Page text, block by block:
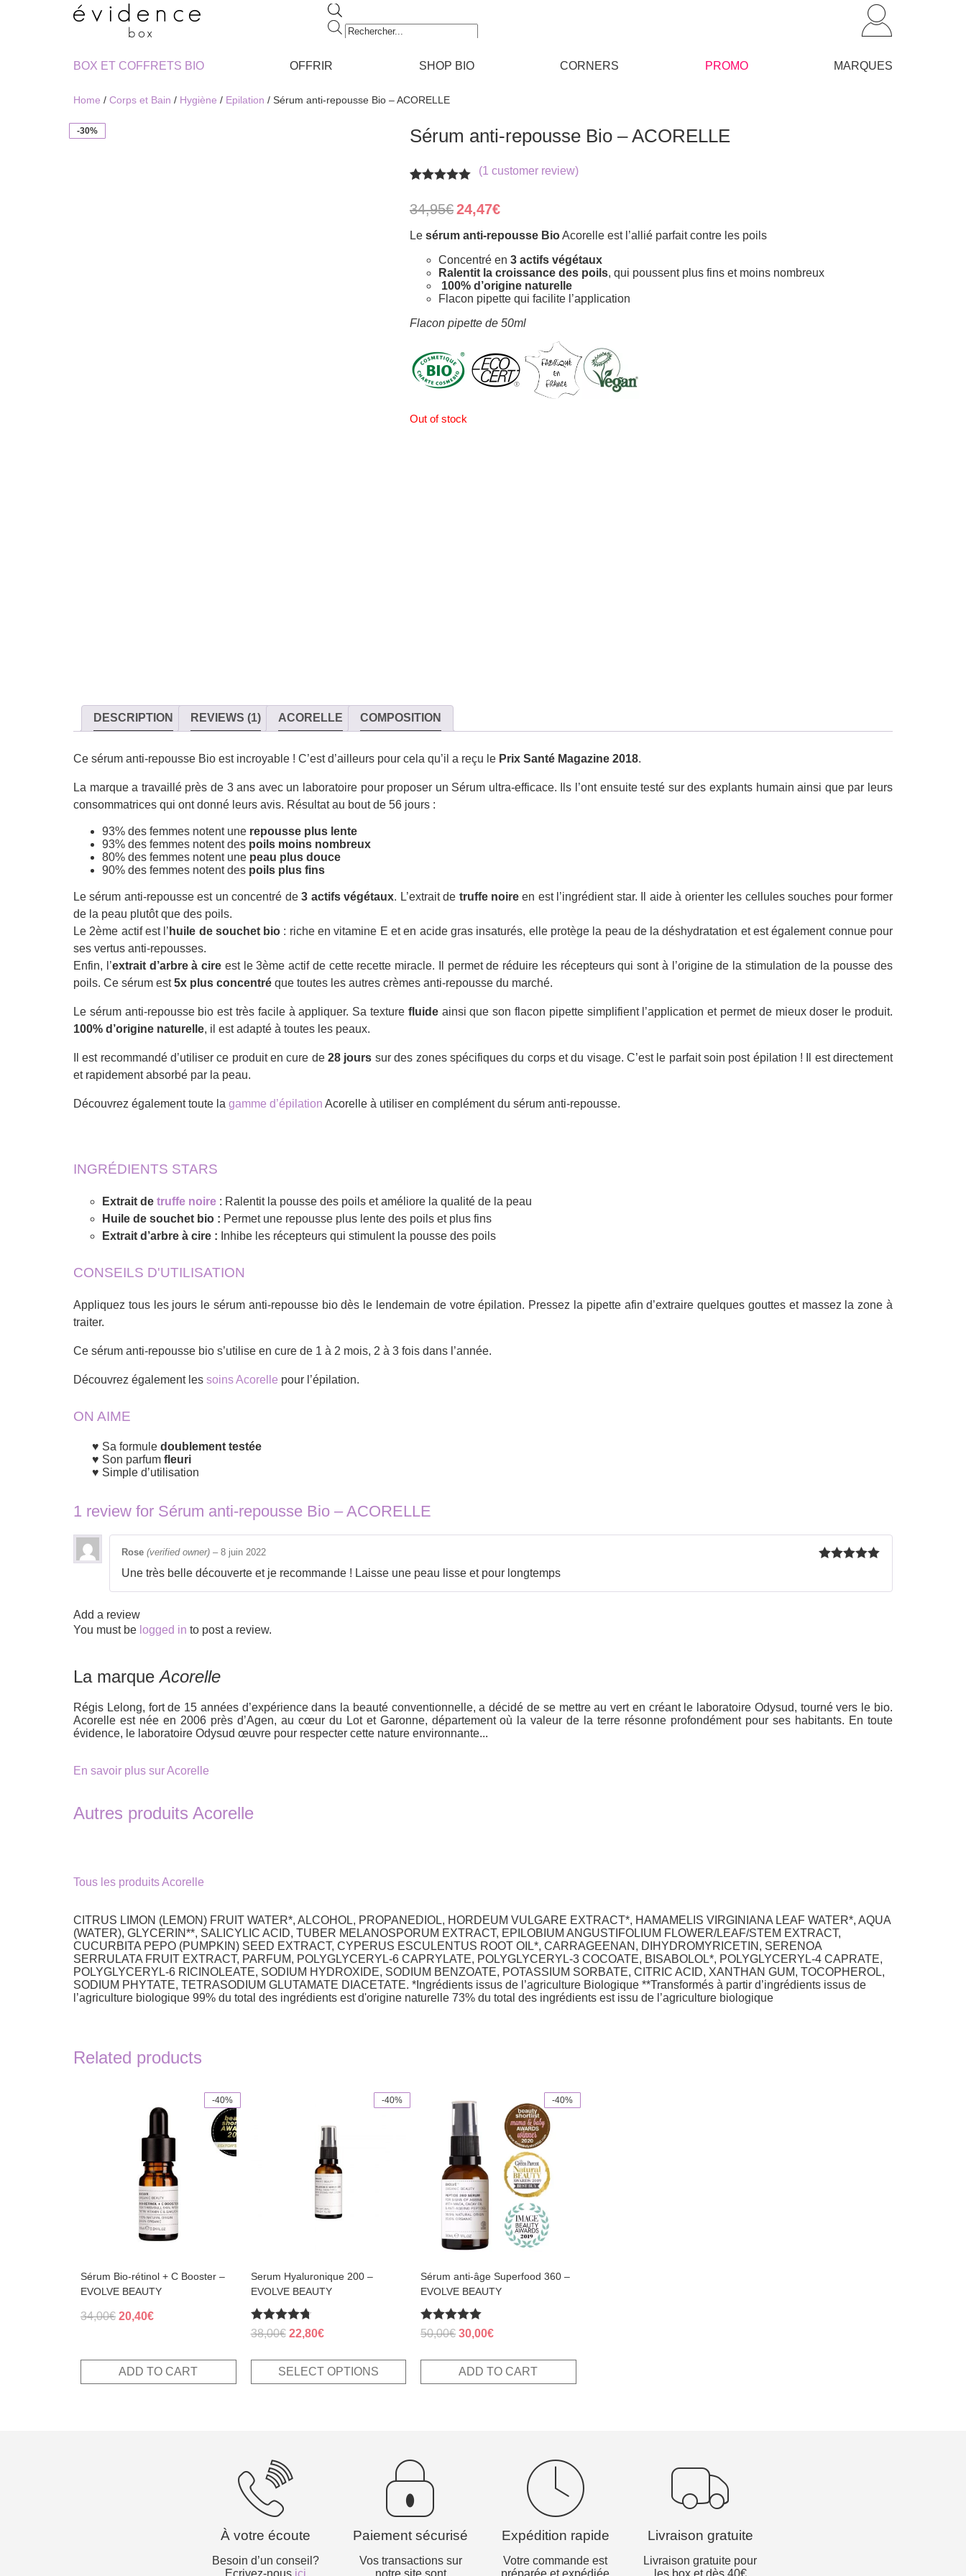
Recherche
de
BOX ET COFFRETS BIO
OFFRIR SHOP BIO CORNERS PROMO MARQUES
Home / Corps et Bain / Hygiène / Epilation / Sérum anti-repousse Bio – ACORELLE
-30% Sérum anti-repousse Bio – ACORELLE
out of 5
based on
rating
(1 customer review)
34,95€ Original
price
was:
24,47€Current
is:
24,47€.
Le sérum anti-repousse BioAcorelle est l’allié parfait contre les poils
Concentré en 3 actifs végétaux
Ralentit la croissance des poils, qui poussent plus fins et moins nombreux
100% d’origine naturelle
Flacon pipette qui facilite l’application
Flacon pipette de 50ml
Out of stock
DESCRIPTION REVIEWS (1) ACORELLE COMPOSITION
Ce sérum anti-repousse Bio est incroyable ! C’est d’ailleurs pour cela qu’il a reçu le Prix Santé Magazine 2018.
La marque a travaillé près de 3 ans avec un laboratoire pour proposer un Sérum ultra-efficace. Ils l’ont ensuite testé sur des explants humain ainsi que par leurs
consommatrices qui ont donné leurs avis. Résultat au bout de 56 jours :
93% des femmes notent une repousse plus lente
93% des femmes notent des poils moins nombreux
80% des femmes notent une peau plus douce
90% des femmes notent des poils plus fins
Le sérum anti-repousse est un concentré de3 actifs végétaux. L’extrait de truffe noire en est l’ingrédient star. Il aide à orienter les cellules souches pour former
de la peau plutôt que des poils.
Le 2ème actif est l’ huile de souchet bio : riche en vitamine E et en acide gras insaturés, elle protège la peau de la déshydratation et est également connue pour
ses vertus anti-repousses.
Enfin, l’extrait d’arbre à cire est le 3ème actif de cette recette miracle. Il permet de réduire les récepteurs qui sont à l’origine de la stimulation de la pousse des
poils. Ce sérum est5x plus concentré que toutes les autres crèmes anti-repousse du marché.
Le sérum anti-repousse bio est très facile à appliquer. Sa texture fluideainsi que son flacon pipette simplifient l’application et permet de mieux doser le produit.
100% d’origine naturelle, il est adapté à toutes les peaux.
Il est recommandé d’utiliser ce produit en cure de28 jours sur des zones spécifiques du corps et du visage. C’est le parfait soin post épilation ! Il est directement
et rapidement absorbé par la peau.
Découvrez également toute la gamme d’épilation Acorelle à utiliser en complément du sérum anti-repousse.
INGRÉDIENTS STARS
Extrait de truffe noire : Ralentit la pousse des poils et améliore la qualité de la peau
Huile de souchet bio : Permet une repousse plus lente des poils et plus fins
Extrait d’arbre à cire : Inhibe les récepteurs qui stimulent la pousse des poils
CONSEILS D'UTILISATION
Appliquez tous les jours le sérum anti-repousse bio dès le lendemain de votre épilation. Pressez la pipette afin d’extraire quelques gouttes et massez la zone à
traiter.
Ce sérum anti-repousse bio s’utilise en cure de 1 à 2 mois, 2 à 3 fois dans l’année.
Découvrez également les soins Acorelle pour l’épilation.
ON AIME
Sa formule doublement testée
Son parfum fleuri
Simple d’utilisation
1 review for Sérum anti-repousse Bio – ACORELLE
Rose (verified owner) – 8 juin 2022
Une très belle découverte et je recommande ! Laisse une peau lisse et pour longtemps
Add a review
You must be logged in to post a review.
La marqueAcorelle
Régis Lelong, fort de 15 années d’expérience dans la beauté conventionnelle, a décidé de se mettre au vert en créant le laboratoire Odysud, tourné vers le bio.
Acorelle est née en 2006 près d’Agen, au cœur du Lot et Garonne, département où la valeur de la terre résonne profondément pour ses habitants. En toute
évidence, le laboratoire Odysud œuvre pour respecter cette nature environnante...
En savoir plus sur Acorelle
Autres produits Acorelle
Tous les produits Acorelle
CITRUS LIMON (LEMON) FRUIT WATER*, ALCOHOL, PROPANEDIOL, HORDEUM VULGARE EXTRACT*, HAMAMELIS VIRGINIANA LEAF WATER*, AQUA
(WATER), GLYCERIN**, SALICYLIC ACID, TUBER MELANOSPORUM EXTRACT, EPILOBIUM ANGUSTIFOLIUM FLOWER/LEAF/STEM EXTRACT,
CUCURBITA PEPO (PUMPKIN) SEED EXTRACT, CYPERUS ESCULENTUS ROOT OIL*, CARRAGEENAN, DIHYDROMYRICETIN, SERENOA
SERRULATA FRUIT EXTRACT, PARFUM, POLYGLYCERYL-6 CAPRYLATE, POLYGLYCERYL-3 COCOATE, BISABOLOL*, POLYGLYCERYL-4 CAPRATE,
POLYGLYCERYL-6 RICINOLEATE, SODIUM HYDROXIDE, SODIUM BENZOATE, POTASSIUM SORBATE, CITRIC ACID, XANTHAN GUM, TOCOPHEROL,
SODIUM PHYTATE, TETRASODIUM GLUTAMATE DIACETATE. *Ingrédients issus de l’agriculture Biologique **Transformés à partir d’ingrédients issus de
l’agriculture biologique 99% du total des ingrédients est d'origine naturelle 73% du total des ingrédients est issu de l’agriculture biologique
Related products
-40%
Sérum Bio-rétinol + C Booster –
EVOLVE BEAUTY
34,00€ Original
34,00€.
20,40€Current
20,40€.
ADD TO CART
-40%
Serum Hyaluronique 200 –
EVOLVE BEAUTY
Rated
4.70
38,00€ Original
was:
38,00€.
22,80€Current
is:
22,80€.
SELECT OPTIONS
page
-40%
Sérum anti-âge Superfood 360 –
EVOLVE BEAUTY
Rated
5.00
50,00€ Original
was:
50,00€.
30,00€Current
is:
30,00€.
ADD TO CART
À votre écoute
Besoin d’un conseil?
Ecrivez-nous ici
Paiement sécurisé
Vos transactions sur
notre site sont
Expédition rapide
Votre commande est
préparée et expédiée
Livraison gratuite
Livraison gratuite pour
les box et dès 40€